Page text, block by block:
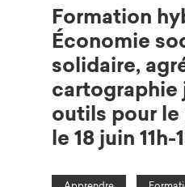
Formation
Économie
solidaire,
outils pour
le 18 juin 11h-